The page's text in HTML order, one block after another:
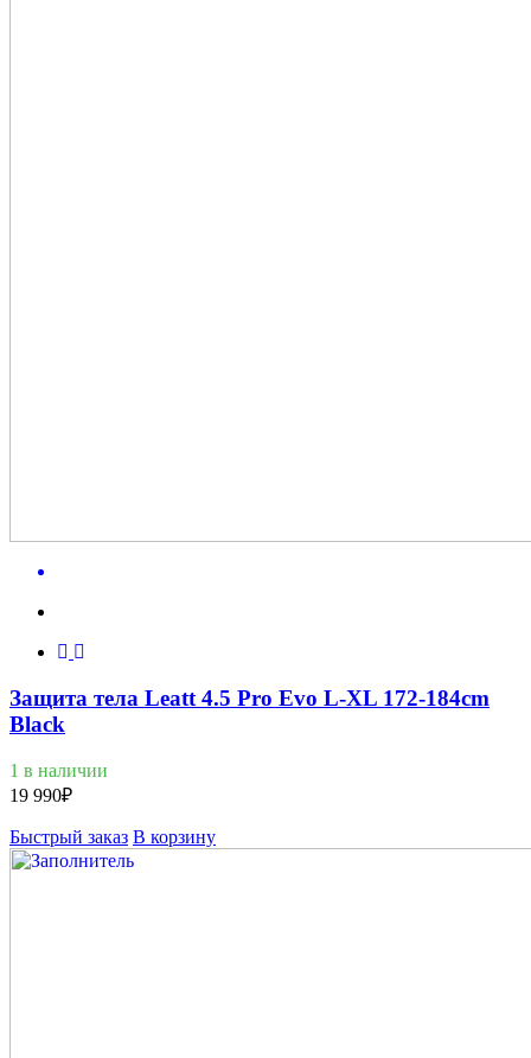
Защита тела Leatt 4.5 Pro Evo L-XL 172-184cm
Black
1 в наличии
19 990₽
Быстрый заказ В корзину